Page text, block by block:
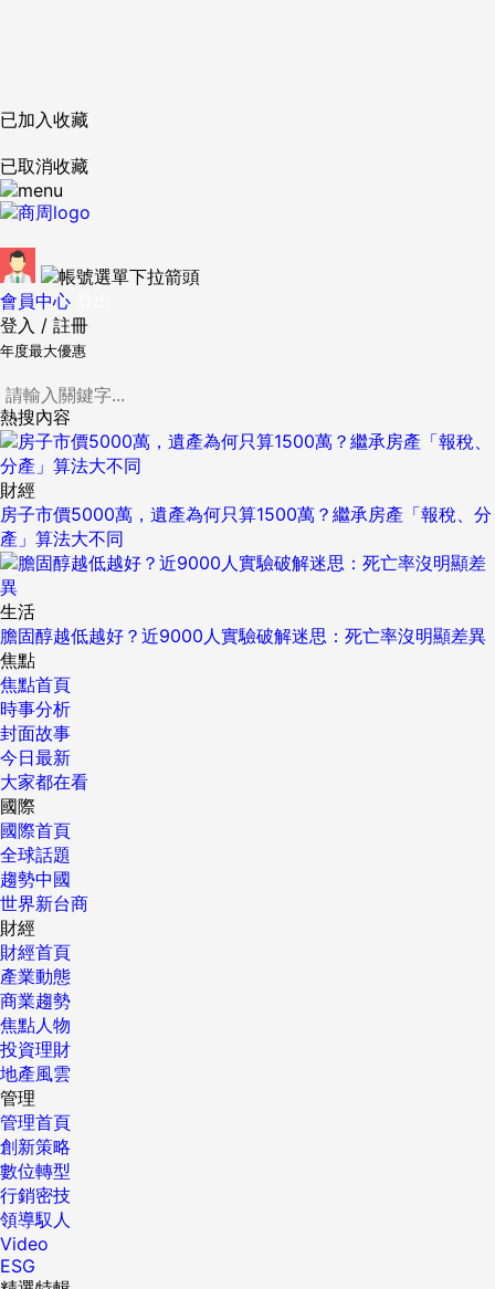
已加入收藏
已取消收藏
會員中心
登入 / 註冊
年度最大優惠
熱搜內容
財經
房子市價5000萬，遺產為何只算1500萬？繼承房產「報稅、分
產」算法大不同
生活
膽固醇越低越好？近9000人實驗破解迷思：死亡率沒明顯差異
焦點
焦點首頁
時事分析
封面故事
今日最新
大家都在看
國際
國際首頁
全球話題
趨勢中國
世界新台商
財經
財經首頁
產業動態
商業趨勢
焦點人物
投資理財
地產風雲
管理
管理首頁
創新策略
數位轉型
行銷密技
領導馭人
Video
ESG